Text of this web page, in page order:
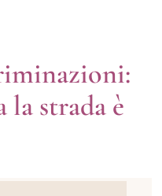
la strada è